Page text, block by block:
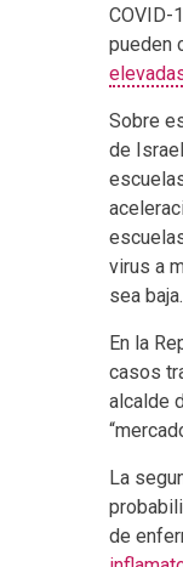
COVID-
pueden
Sobre
de Israel
virus a
sea baja.
En la
casos
alcalde
La
de